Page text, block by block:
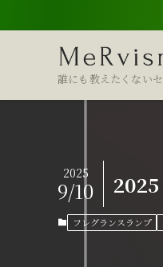
誰にも教えたくない
2025
2025
9/10
フレグランスランプ